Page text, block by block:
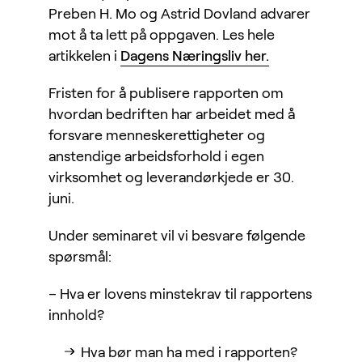
Preben H. Mo og Astrid Dovland advarer
mot å ta lett på oppgaven. Les hele
artikkelen i Dagens Næringsliv her.
Fristen for å publisere rapporten om
hvordan bedriften har arbeidet med å
forsvare menneskerettigheter og
anstendige arbeidsforhold i egen
virksomhet og leverandørkjede er 30.
juni.
Under seminaret vil vi besvare følgende
spørsmål:
– Hva er lovens minstekrav til rapportens
innhold?
Hva bør man ha med i rapporten?